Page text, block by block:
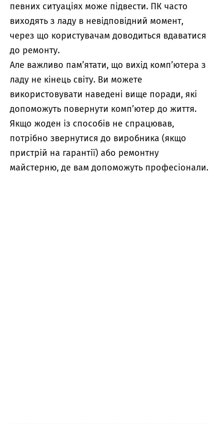
певних ситуаціях може підвести. ПК часто
виходять з ладу в невідповідний момент,
через що користувачам доводиться вдаватися
до ремонту.
Але важливо пам’ятати, що вихід комп’ютера з
ладу не кінець світу. Ви можете
використовувати наведені вище поради, які
допоможуть повернути комп’ютер до життя.
Якщо жоден із способів не спрацював,
потрібно звернутися до виробника (якщо
пристрій на гарантії) або ремонтну
майстерню, де вам допоможуть професіонали.